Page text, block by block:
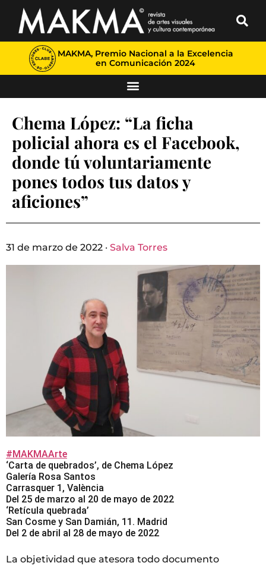
MAKMA, Premio Nacional a la Excelencia
en Comunicación 2024
Chema López: “La ficha
policial ahora es el Facebook,
donde tú voluntariamente
pones todos tus datos y
aficiones”
31 de marzo de 2022 · Salva Torres
#MAKMAArte
‘Carta de quebrados’, de Chema López
Galería Rosa Santos
Carrasquer 1, València
Del 25 de marzo al 20 de mayo de 2022
‘Retícula quebrada’
San Cosme y San Damián, 11. Madrid
Del 2 de abril al 28 de mayo de 2022
La objetividad que atesora todo documento